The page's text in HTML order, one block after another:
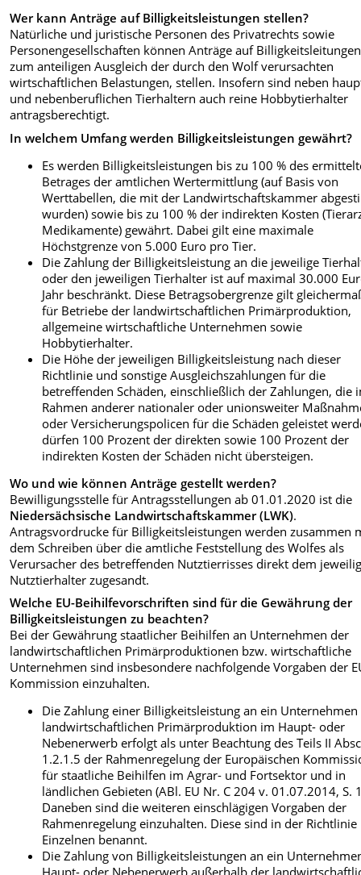
Wer kann Anträge auf Billigkeitsleistungen stellen?
Natürliche und juristische Personen des Privatrechts sowie
Personengesellschaften können Anträge auf
zum anteiligen Ausgleich der durch den Wolf verursachten
wirtschaftlichen Belastungen, stellen. Insofern sind neben
und nebenberuflichen Tierhaltern auch reine Hobbytierhalter
antragsberechtigt.
In welchem Umfang werden Billigkeitsleistungen gewährt?
Es werden Billigkeitsleistungen bis zu 100 % des
Betrages der amtlichen Wertermittlung (auf Basis von
Werttabellen, die mit der Landwirtschaftskammer
wurden) sowie bis zu 100 % der indirekten Kosten
Medikamente) gewährt. Dabei gilt eine maximale
Höchstgrenze von 5.000 Euro pro Tier.
Die Zahlung der Billigkeitsleistung an die jeweilige
oder den jeweiligen Tierhalter ist auf maximal 30.000
Jahr beschränkt. Diese Betragsobergrenze gilt
für Betriebe der landwirtschaftlichen Primärproduktion,
allgemeine wirtschaftliche Unternehmen sowie
Hobbytierhalter.
Die Höhe der jeweiligen Billigkeitsleistung nach dieser
Richtlinie und sonstige Ausgleichszahlungen für die
betreffenden Schäden, einschließlich der Zahlungen, die
Rahmen anderer nationaler oder unionsweiter
oder Versicherungspolicen für die Schäden geleistet
dürfen 100 Prozent der direkten sowie 100 Prozent der
indirekten Kosten der Schäden nicht übersteigen.
Wo und wie können Anträge gestellt werden?
Bewilligungsstelle für Antragsstellungen ab 01.01.2020 ist die
Niedersächsische Landwirtschaftskammer (LWK).
Antragsvordrucke für Billigkeitsleistungen werden zusammen
dem Schreiben über die amtliche Feststellung des Wolfes als
Verursacher des betreffenden Nutztierrisses direkt dem
Nutztierhalter zugesandt.
Welche EU-Beihilfevorschriften sind für die Gewährung der
Billigkeitsleistungen zu beachten?
Bei der Gewährung staatlicher Beihilfen an Unternehmen der
landwirtschaftlichen Primärproduktionen bzw. wirtschaftliche
Unternehmen sind insbesondere nachfolgende Vorgaben der
Kommission einzuhalten.
Die Zahlung einer Billigkeitsleistung an ein
landwirtschaftlichen Primärproduktion im Haupt- oder
Nebenerwerb erfolgt als unter Beachtung des Teils II
1.2.1.5 der Rahmenregelung der Europäischen
für staatliche Beihilfen im Agrar- und Fortsektor und in
ländlichen Gebieten (ABl. EU Nr. C 204 v. 01.07.2014, S.
Daneben sind die weiteren einschlägigen Vorgaben der
Rahmenregelung einzuhalten. Diese sind in der
Einzelnen benannt.
Die Zahlung von Billigkeitsleistungen an ein